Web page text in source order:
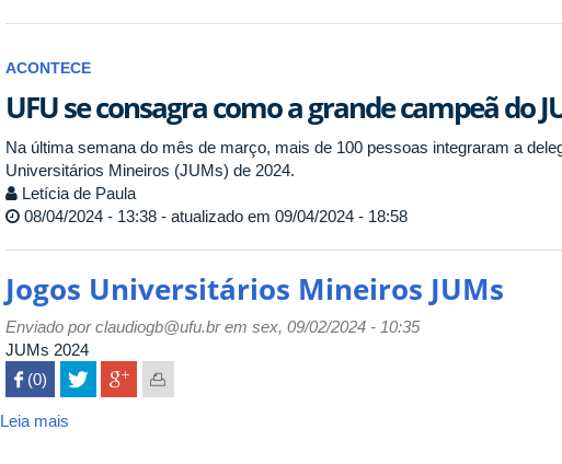
ACONTECE
UFU se consagra como a grande campeã do
Na última semana do mês de março, mais de 100 pessoas integraram a
Universitários Mineiros (JUMs) de 2024.
Letícia de Paula
08/04/2024 - 13:38 - atualizado em 09/04/2024 - 18:58
Jogos Universitários Mineiros JUMs
Enviado porclaudiogb@ufu.brem sex, 09/02/2024 - 10:35
JUMs 2024
 (0)
Leia mais